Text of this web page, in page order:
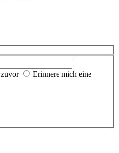
Erinnere mich eine